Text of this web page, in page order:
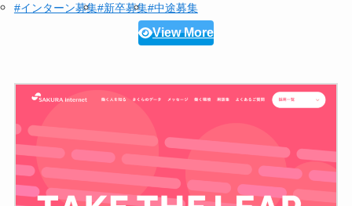
#インターン募集#新卒募集#中途募集
View More